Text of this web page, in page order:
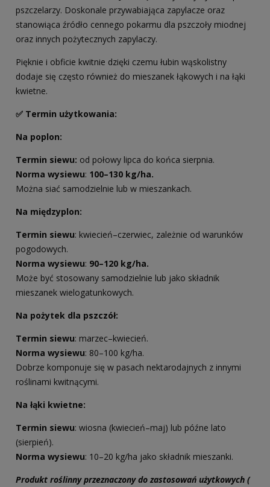
pszczelarzy. Doskonale przywabiająca zapylacze oraz
stanowiąca źródło cennego pokarmu dla pszczoły miodnej
oraz innych pożytecznych zapylaczy.
Pięknie i obficie kwitnie dzięki czemu łubin wąskolistny
dodaje się często również do mieszanek łąkowych i na łąki
kwietne.
✅ Termin użytkowania:
Na poplon:
Termin siewu: od połowy lipca do końca sierpnia.
Norma wysiewu: 100–130 kg/ha.
Można siać samodzielnie lub w mieszankach.
Na międzyplon:
Termin siewu: kwiecień–czerwiec, zależnie od warunków
pogodowych.
Norma wysiewu: 90–120 kg/ha.
Może być stosowany samodzielnie lub jako składnik
mieszanek wielogatunkowych.
Na pożytek dla pszczół:
Termin siewu: marzec–kwiecień.
Norma wysiewu: 80–100 kg/ha.
Dobrze komponuje się w pasach nektarodajnych z innymi
roślinami kwitnącymi.
Na łąki kwietne:
Termin siewu: wiosna (kwiecień–maj) lub późne lato
(sierpień).
Norma wysiewu: 10–20 kg/ha jako składnik mieszanki.
Produkt roślinny przeznaczony do zastosowań użytkowych (